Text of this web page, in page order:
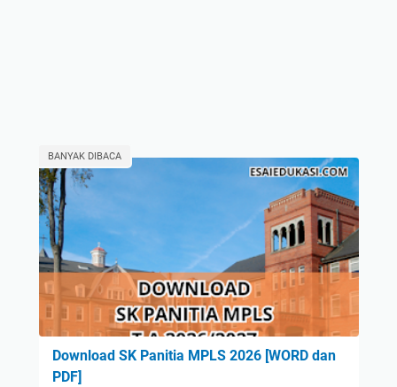
BANYAK DIBACA
Download SK Panitia MPLS 2026 [WORD dan
PDF]